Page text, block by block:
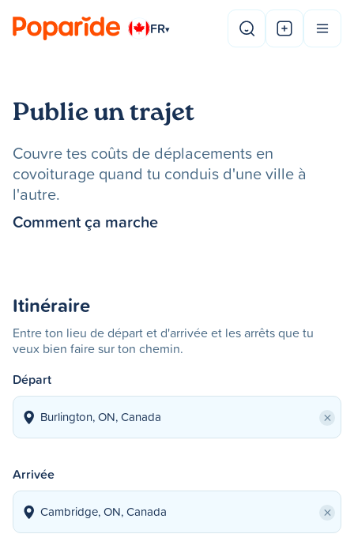
FR▾
Publie un trajet
Couvre tes coûts de déplacements en
covoiturage quand tu conduis d'une ville à
l'autre.
Comment ça marche
Itinéraire
Entre ton lieu de départ et d'arrivée et les arrêts que tu
veux bien faire sur ton chemin.
Départ
×
Arrivée
×